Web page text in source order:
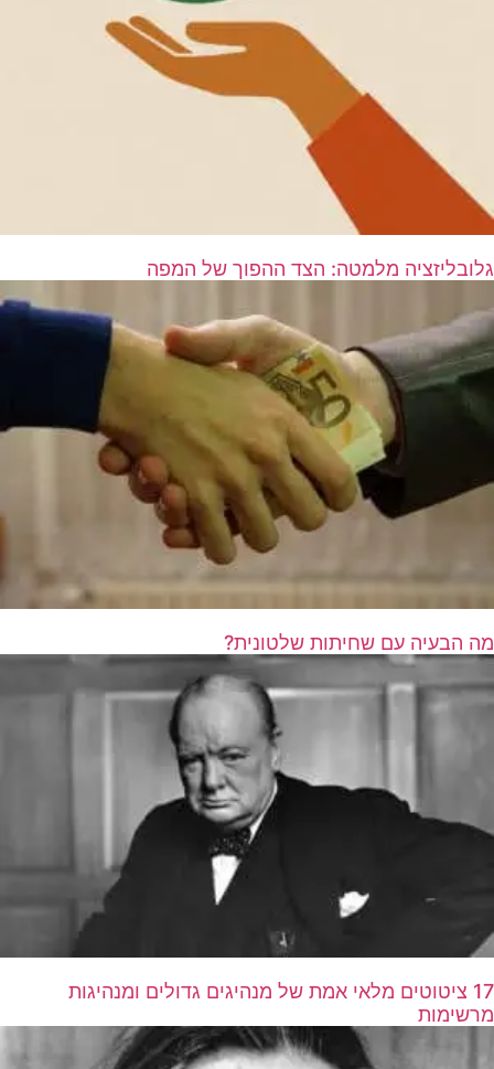
גלובליזציה מלמטה: הצד ההפוך של המפה
מה הבעיה עם שחיתות שלטונית?
17 ציטוטים מלאי אמת של מנהיגים גדולים ומנהיגות
מרשימות